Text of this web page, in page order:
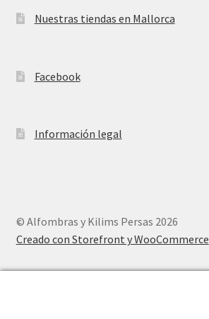
Nuestras tiendas en Mallorca
Facebook
Información legal
© Alfombras y Kilims Persas 2026
Creado con Storefront y WooCommerce